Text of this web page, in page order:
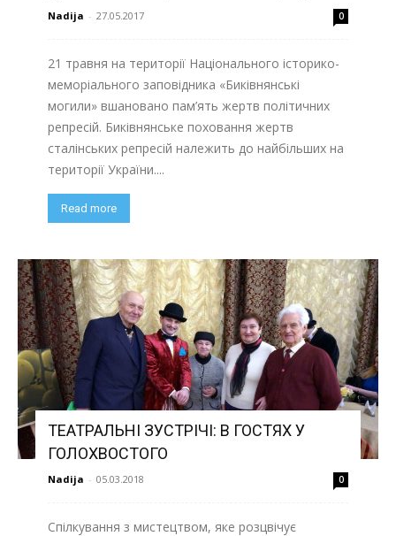
Nadija - 27.05.2017 0
21 травня на території Національного історико-
меморіального заповідника «Биківнянські
могили» вшановано пам’ять жертв політичних
репресій. Биківнянське поховання жертв
сталінських репресій належить до найбільших на
території України....
Read more
ТЕАТРАЛЬНІ ЗУСТРІЧІ: В ГОСТЯХ У
ГОЛОХВОСТОГО
Nadija - 05.03.2018 0
Спілкування з мистецтвом, яке розцвічує